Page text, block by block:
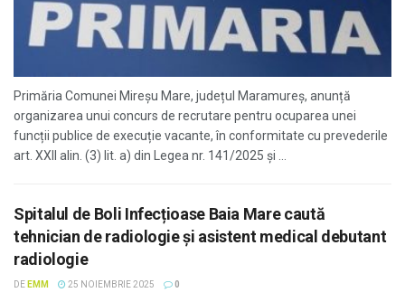
Primăria Comunei Mireșu Mare, județul Maramureș, anunță
organizarea unui concurs de recrutare pentru ocuparea unei
funcții publice de execuție vacante, în conformitate cu prevederile
art. XXII alin. (3) lit. a) din Legea nr. 141/2025 și ...
Spitalul de Boli Infecțioase Baia Mare caută
tehnician de radiologie și asistent medical debutant
radiologie
DE EMM 25 NOIEMBRIE 2025 0